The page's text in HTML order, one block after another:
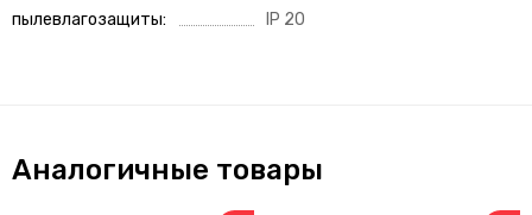
пылевлагозащиты
IP 20
Аналогичные товары